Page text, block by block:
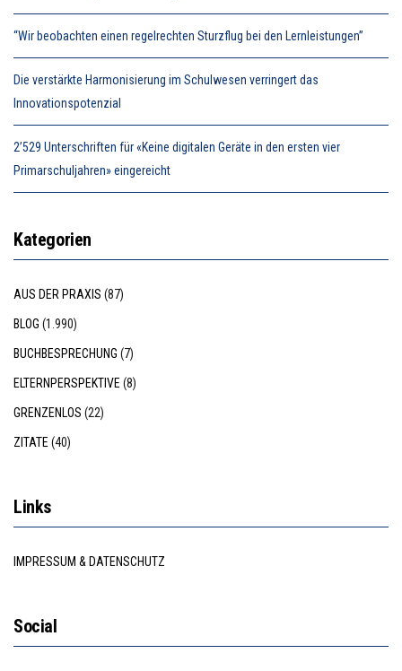
“Wir beobachten einen regelrechten Sturzflug bei den Lernleistungen”
Die verstärkte Harmonisierung im Schulwesen verringert das
Innovationspotenzial
2’529 Unterschriften für «Keine digitalen Geräte in den ersten vier
Primarschuljahren» eingereicht
Kategorien
AUS DER PRAXIS (87)
BLOG (1.990)
BUCHBESPRECHUNG (7)
ELTERNPERSPEKTIVE (8)
GRENZENLOS (22)
ZITATE (40)
Links
IMPRESSUM & DATENSCHUTZ
Social